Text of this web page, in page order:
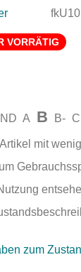
VORRÄTIG
ND A B B- C
mit
zum